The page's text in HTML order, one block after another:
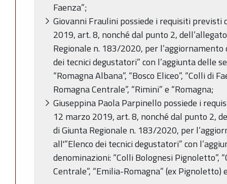
Faenza”;
Giovanni Fraulini possiede i requisiti previsti
2019, art. 8, nonché dal punto 2,
Regionale n. 183/2020, per
dei tecnici degustatori” con l’aggiunta delle
“Romagna Albana”, “Bosco Eliceo”, “Colli di
Romagna Centrale”, “Rimini” e “Romagna;
Giuseppina Paola Parpinello possiede i
12 marzo 2019, art. 8, nonché dal punto 2,
di Giunta Regionale n. 183/2020, per
all'”Elenco dei tecnici degustatori” con
denominazioni: “Colli Bolognesi Pignoletto”,
Centrale”, “Emilia-Romagna” (ex Pignoletto)